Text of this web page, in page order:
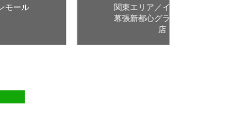
関東エリア／イオンモール
幕張新都心グランドモール